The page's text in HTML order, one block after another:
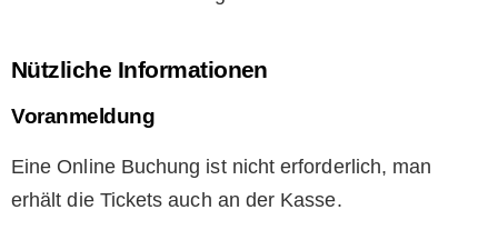
Nützliche Informationen
Voranmeldung
Eine Online Buchung ist nicht erforderlich, man
erhält die Tickets auch an der Kasse.